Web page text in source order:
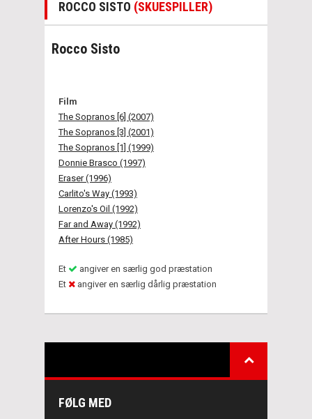
ROCCO SISTO (SKUESPILLER)
Rocco Sisto
Film
The Sopranos [6] (2007)
The Sopranos [3] (2001)
The Sopranos [1] (1999)
Donnie Brasco (1997)
Eraser (1996)
Carlito's Way (1993)
Lorenzo's Oil (1992)
Far and Away (1992)
After Hours (1985)
Et
angiver en særlig god præstation
Et
angiver en særlig dårlig præstation
FØLG MED